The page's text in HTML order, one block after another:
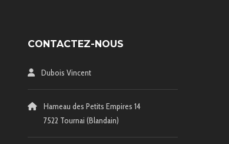
CONTACTEZ-NOUS
Dubois Vincent
Hameau des Petits Empires 14
7522 Tournai (Blandain)